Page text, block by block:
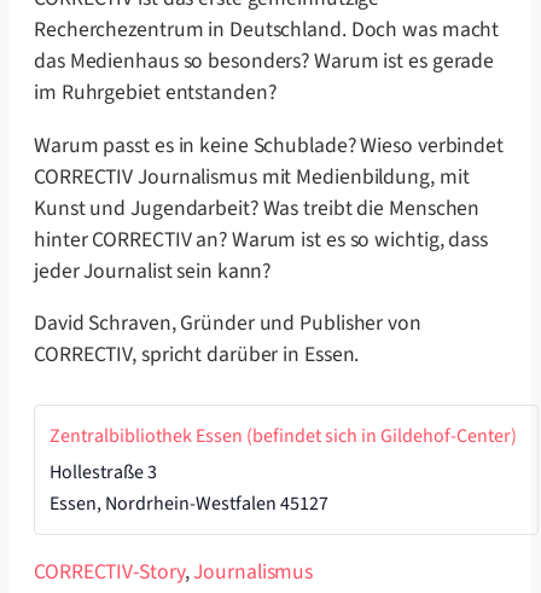
Recherchezentrum in Deutschland. Doch was macht
das Medienhaus so besonders? Warum ist es gerade
im Ruhrgebiet entstanden?
Warum passt es in keine Schublade? Wieso verbindet
CORRECTIV Journalismus mit Medienbildung, mit
Kunst und Jugendarbeit? Was treibt die Menschen
hinter CORRECTIV an? Warum ist es so wichtig, dass
jeder Journalist sein kann?
David Schraven, Gründer und Publisher von
CORRECTIV, spricht darüber in Essen.
Zentralbibliothek Essen (befindet sich in Gildehof-Center)
Hollestraße 3
Essen,Nordrhein-Westfalen45127
CORRECTIV-Story,Journalismus